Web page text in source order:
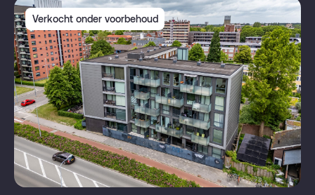
Verkocht onder voorbehoud